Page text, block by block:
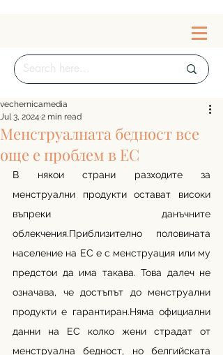
Менструалната бедност все
още е проблем в ЕС
vechernicamedia
Jul 3, 2024 2 min read
В някои страни разходите за
менструални продукти остават високи
въпреки данъчните
облекчения.Приблизително половината
население на ЕС е с менструация или му
предстои да има такава. Това далеч не
означава, че достъпът до менструални
продукти е гарантиран.Няма официални
данни на ЕС колко жени страдат от
менструална бедност, но белгийската